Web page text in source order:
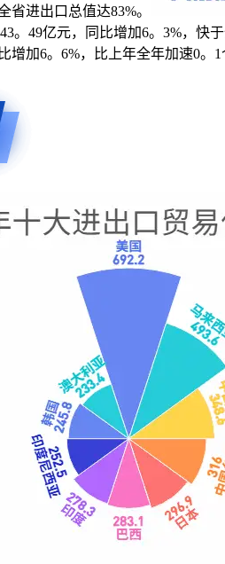
进出口总值达83%。
。49亿元，同比增加6。3%，
加6。6%，比上年全年加速0。